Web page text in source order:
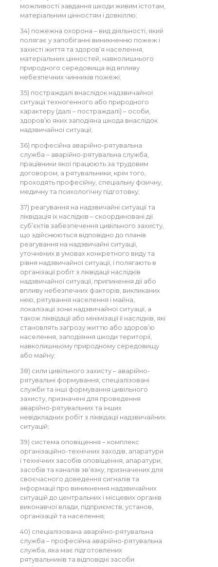
можливості завдання шкоди живим істотам,
матеріальним цінностям і довкіллю;
34) пожежна охорона – вид діяльності, який
полягає у запобіганні виникненню пожеж і
захисті життя та здоров’я населення,
матеріальних цінностей, навколишнього
природного середовища від впливу
небезпечних чинників пожежі;
35) постраждалі внаслідок надзвичайної
ситуації техногенного або природного
характеру (далі – постраждалі) – особи,
здоров’ю яких заподіяна шкода внаслідок
надзвичайної ситуації;
36) професійна аварійно-рятувальна
служба – аварійно-рятувальна служба,
працівники якої працюють за трудовим
договором, а рятувальники, крім того,
проходять професійну, спеціальну фізичну,
медичну та психологічну підготовку;
37) реагування на надзвичайні ситуації та
ліквідація їх наслідків – скоординовані дії
суб’єктів забезпечення цивільного захисту,
що здійснюються відповідно до планів
реагування на надзвичайні ситуації,
уточнених в умовах конкретного виду та
рівня надзвичайної ситуації, і полягають в
організації робіт з ліквідації наслідків
надзвичайної ситуації, припинення дії або
впливу небезпечних факторів, викликаних
нею, рятування населення і майна,
локалізації зони надзвичайної ситуації, а
також ліквідації або мінімізації її наслідків, які
становлять загрозу життю або здоров’ю
населення, заподіяння шкоди території,
навколишньому природному середовищу
або майну;
38) сили цивільного захисту – аварійно-
рятувальні формування, спеціалізовані
служби та інші формування цивільного
захисту, призначені для проведення
аварійно-рятувальних та інших
невідкладних робіт з ліквідації надзвичайних
ситуацій;
39) система оповіщення – комплекс
організаційно-технічних заходів, апаратури
і технічних засобів оповіщення, апаратури,
засобів та каналів зв’язку, призначених для
своєчасного доведення сигналів та
інформації про виникнення надзвичайних
ситуацій до центральних і місцевих органів
виконавчої влади, підприємств, установ,
організацій та населення;
40) спеціалізована аварійно-рятувальна
служба – професійна аварійно-рятувальна
служба, яка має підготовлених
рятувальників та відповідні засоби